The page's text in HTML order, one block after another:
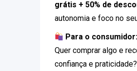
grátis + 50% de
autonomia e foco no
Para o consumidor:
Quer comprar algo e
confiança e